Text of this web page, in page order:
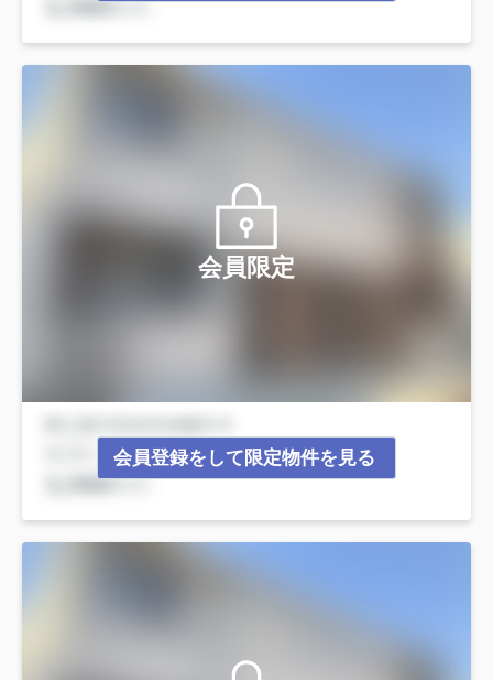
会員限定
会員登録をして限定物件を見る